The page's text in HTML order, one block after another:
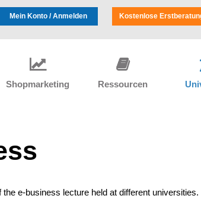
Mein Konto / Anmelden Kostenlose
Shopmarketing Ressourcen
e-business lecture held at different universities.